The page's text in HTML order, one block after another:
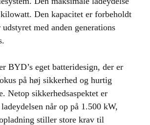
Den kapacitet er forbeholdt
med anden generations
BYD’s eget batteridesign, der er
på høj sikkerhed og hurtig
Netop sikkerhedsaspektet er
når op på 1.500 kW,
stiller store krav til